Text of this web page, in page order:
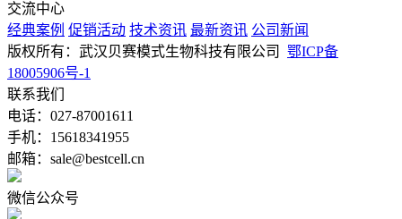
交流中心
经典案例 促销活动 技术资讯 最新资讯 公司新闻
版权所有：武汉贝赛模式生物科技有限公司 鄂ICP备
18005906号-1
联系我们
电话：027-87001611
手机：15618341955
邮箱：sale@bestcell.cn
微信公众号